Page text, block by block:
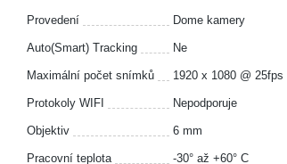
Provedení Dome kamery
Auto(Smart) Tracking Ne
Maximální počet snímků 1920 x 1080 @ 25fps
Protokoly WIFI Nepodporuje
Objektiv 6 mm
Pracovní teplota -30° až +60° C